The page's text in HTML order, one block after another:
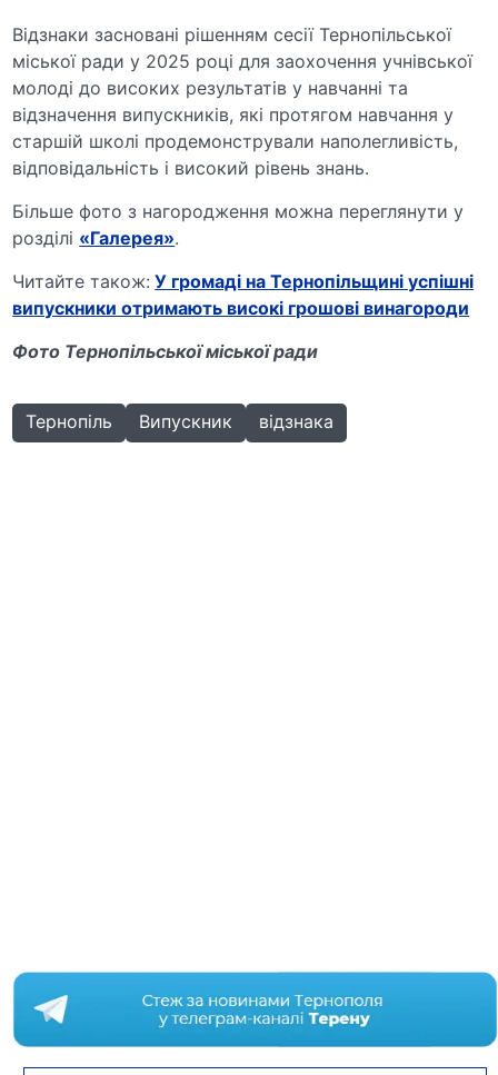
Відзнаки засновані рішенням сесії Тернопільської
міської ради у 2025 році для заохочення учнівської
молоді до високих результатів у навчанні та
відзначення випускників, які протягом навчання у
старшій школі продемонстрували наполегливість,
відповідальність і високий рівень знань.
Більше фото з нагородження можна переглянути у
розділі «Галерея».
Читайте також: У громаді на Тернопільщині успішні
випускники отримають високі грошові винагороди
Фото Тернопільської міської ради
Тернопіль Випускник відзнака